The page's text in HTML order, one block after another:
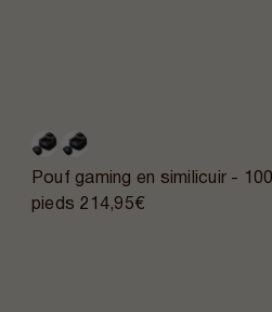
Pouf gaming en similicuir -
pieds 214,95€